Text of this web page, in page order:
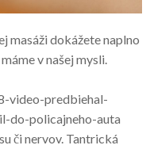
masáži dokážete naplno
v našej mysli.
video-predbiehal-
do-policajneho-auta
či nervov. Tantrická